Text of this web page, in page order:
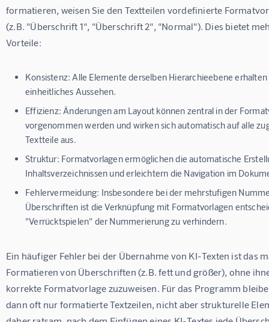
formatieren, weisen Sie den Textteilen vordefinierte
(z.B. "Überschrift 1", "Überschrift 2", "Normal"). Dies bietet
Vorteile:
Konsistenz: Alle Elemente derselben Hierarchieebene erhalten
einheitliches Aussehen.
Effizienz: Änderungen am Layout können zentral in der
vorgenommen werden und wirken sich automatisch auf alle
Textteile aus.
Struktur: Formatvorlagen ermöglichen die automatische
Inhaltsverzeichnissen und erleichtern die Navigation im
Fehlervermeidung: Insbesondere bei der mehrstufigen
Überschriften ist die Verknüpfung mit Formatvorlagen
"Verrücktspielen" der Nummerierung zu verhindern.
Ein häufiger Fehler bei der Übernahme von KI-Texten ist das
Formatieren von Überschriften (z.B. fett und größer), ohne
korrekte Formatvorlage zuzuweisen. Für das Programm
dann oft nur formatierte Textzeilen, nicht aber strukturelle